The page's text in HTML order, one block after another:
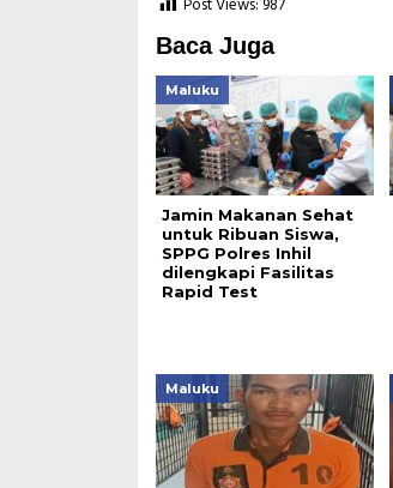
Post Views: 987
Baca Juga
Maluku
Jamin Makanan Sehat
untuk Ribuan Siswa,
SPPG Polres Inhil
dilengkapi Fasilitas
Rapid Test
Maluku